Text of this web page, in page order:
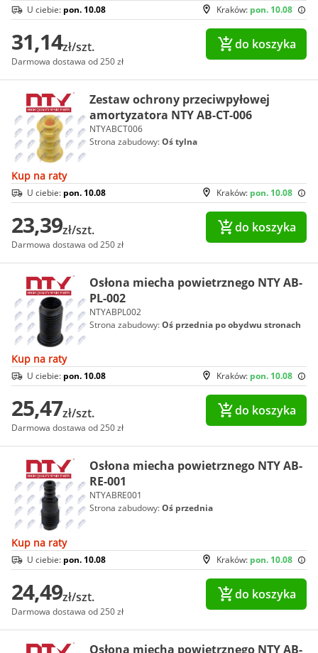
Kraków: pon. 10.08
U ciebie: pon. 10.08
31,14zł/szt.
Darmowa dostawa od 250 zł
do koszyka
Zestaw ochrony przeciwpyłowej
amortyzatora NTY AB-CT-006
NTYABCT006
Strona zabudowy:Oś tylna
Kup na raty
Kraków: pon. 10.08
U ciebie: pon. 10.08
23,39zł/szt.
Darmowa dostawa od 250 zł
do koszyka
Osłona miecha powietrznego NTY AB-
PL-002
NTYABPL002
Strona zabudowy:Oś przednia po obydwu stronach
Kup na raty
Kraków: pon. 10.08
U ciebie: pon. 10.08
25,47zł/szt.
Darmowa dostawa od 250 zł
do koszyka
Osłona miecha powietrznego NTY AB-
RE-001
NTYABRE001
Strona zabudowy:Oś przednia
Kup na raty
Kraków: pon. 10.08
U ciebie: pon. 10.08
24,49zł/szt.
Darmowa dostawa od 250 zł
do koszyka
Osłona miecha powietrznego NTY AB-